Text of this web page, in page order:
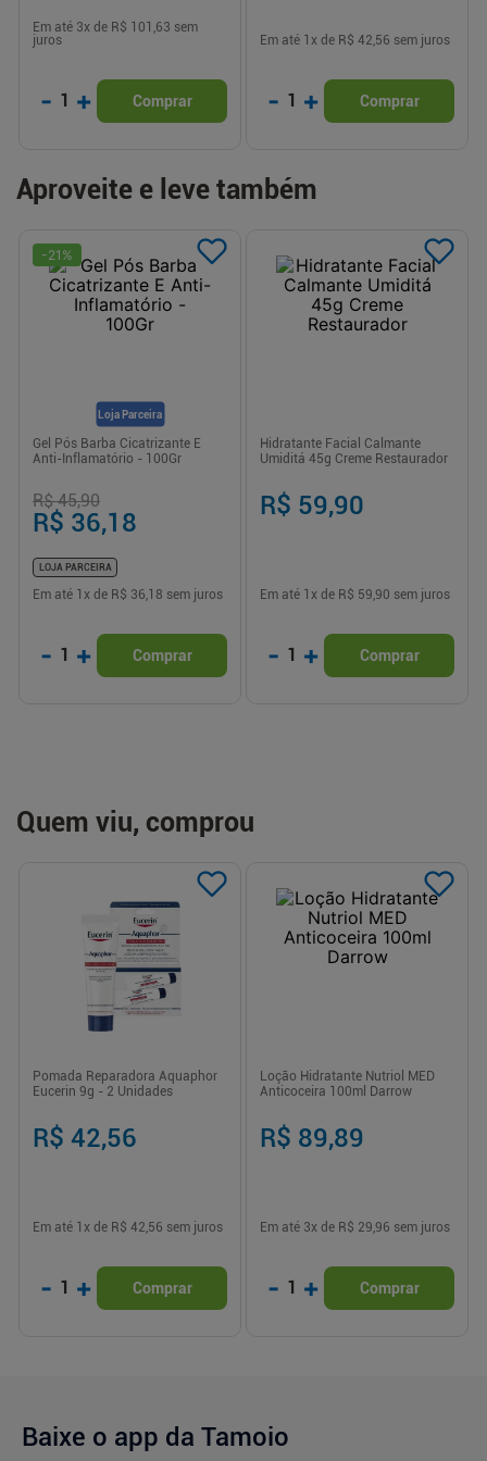
Em até 3x de R$ 101,63 sem
juros
- 1 + Comprar
Em até 1 x de R$ 42,56 sem juros
- 1 + Comprar
Aproveite e leve também
Loja Parceira
-21 %
Gel Pós Barba Cicatrizante E
Anti-Inflamatório - 100Gr
R$ 45,90
R$ 36,18
LOJA PARCEIRA
Em até 1 x de R$ 36,18 sem juros
- 1 + Comprar
Hidratante Facial Calmante
Umiditá 45g Creme Restaurador
R$ 59,90
Em até 1 x de R$ 59,90 sem juros
- 1 + Comprar
Quem viu, comprou
Pomada Reparadora Aquaphor
Eucerin 9g - 2 Unidades
R$ 42,56
Em até 1 x de R$ 42,56 sem juros
- 1 + Comprar
Loção Hidratante Nutriol MED
Anticoceira 100ml Darrow
R$ 89,89
Em até 3x de R$ 29,96 sem juros
- 1 + Comprar
Baixe o app da Tamoio